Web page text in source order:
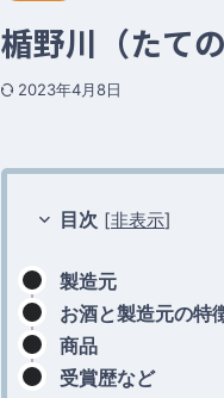
楯野川（たて
2023年4月8日
目次 [非表示]
製造元
お酒と製造元の特
商品
受賞歴など